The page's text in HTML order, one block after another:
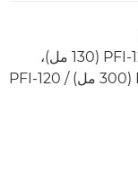
علبة الحبر: أرجواني: PFI-321 (300 مل) / PFI-121 (130 مل)،
أسود غير لامع/أسود/سماوي/أصفر: PFI-320 (300 مل) / PFI-120